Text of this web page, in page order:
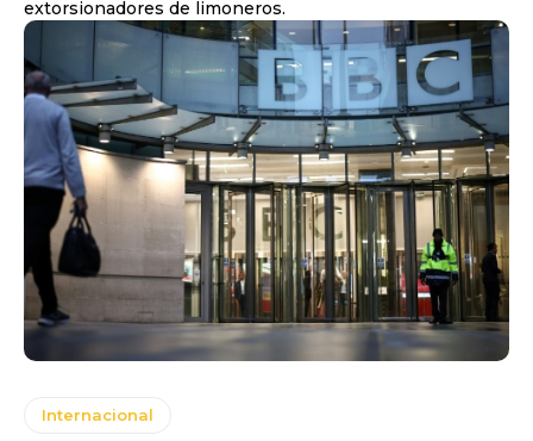
extorsionadores de limoneros.
Internacional